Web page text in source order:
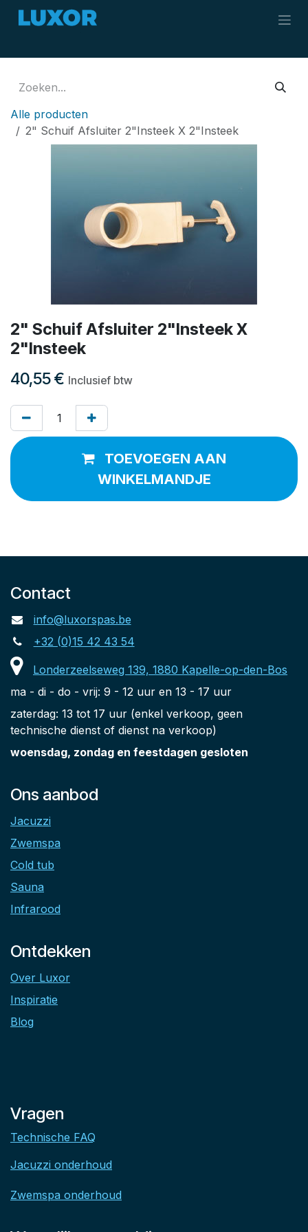
Overslaan naar inhoud
Alle producten
2" Schuif Afsluiter 2"Insteek X 2"Insteek
2" Schuif Afsluiter 2"Insteek X
2"Insteek
40,55€ Inclusief btw
TOEVOEGEN AAN
WINKELMANDJE
Contact
info@luxorspas.be
+32 (0)15 42 43 54
Londerzeelseweg 139, 1880 Kapelle-op-den-Bos
ma - di - do - vrij: 9 - 12 uur en 13 - 17 uur
zaterdag: 13 tot 17 uur (enkel verkoop, geen
technische dienst of dienst na verkoop)
woensdag, zondag en feestdagen gesloten
Ons aanbod
Jacuzzi
Zwemspa
Cold tub
Sauna
Infrarood
Ontdekken
Over Luxor
Inspiratie
Blog
Vragen
Technische FAQ
Jacuzzi onderhoud
Zwemspa onderhoud